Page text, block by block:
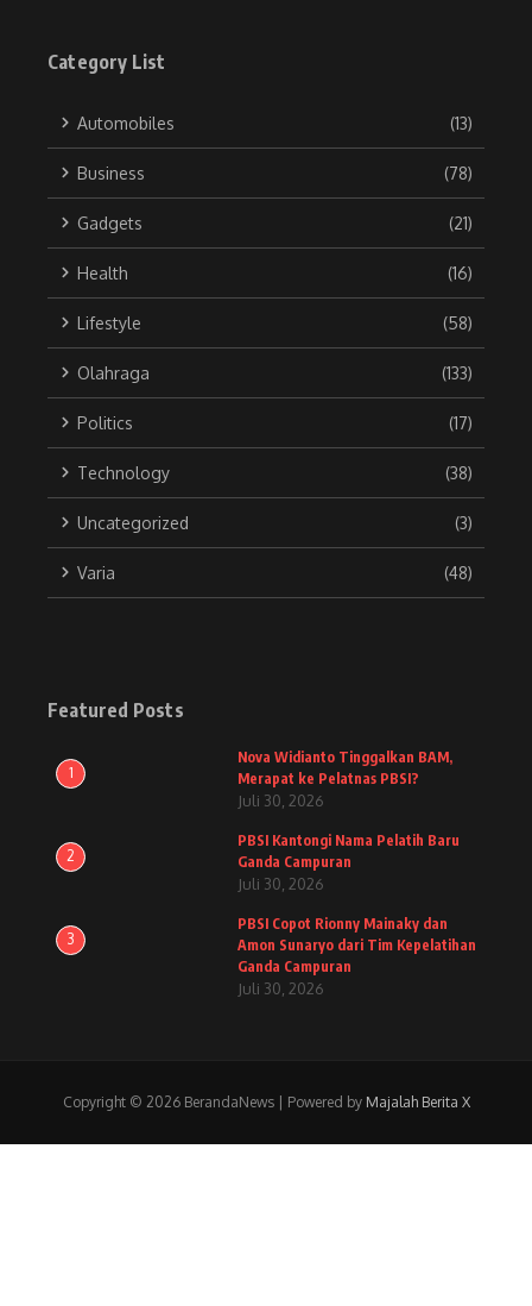
Category List
Automobiles (13)
Business (78)
Gadgets (21)
Health (16)
Lifestyle (58)
Olahraga (133)
Politics (17)
Technology (38)
Uncategorized (3)
Varia (48)
Featured Posts
1
Nova Widianto Tinggalkan BAM,
Merapat ke Pelatnas PBSI?
Juli 30, 2026
2
PBSI Kantongi Nama Pelatih Baru
Ganda Campuran
Juli 30, 2026
3
PBSI Copot Rionny Mainaky dan
Amon Sunaryo dari Tim Kepelatihan
Ganda Campuran
Juli 30, 2026
Copyright © 2026 BerandaNews | Powered by Majalah Berita X